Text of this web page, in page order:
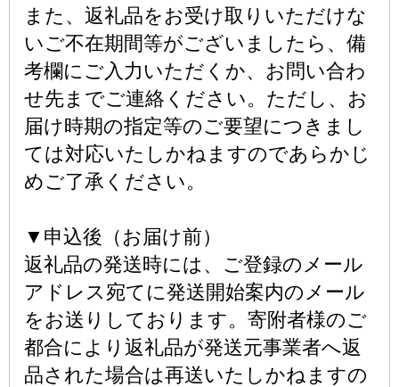
また、返礼品をお受け取りいただけな
いご不在期間等がございましたら、備
考欄にご入力いただくか、お問い合わ
せ先までご連絡ください。ただし、お
届け時期の指定等のご要望につきまし
ては対応いたしかねますのであらかじ
めご了承ください。
▼申込後（お届け前）
返礼品の発送時には、ご登録のメール
アドレス宛てに発送開始案内のメール
をお送りしております。寄附者様のご
都合により返礼品が発送元事業者へ返
品された場合は再送いたしかねますの